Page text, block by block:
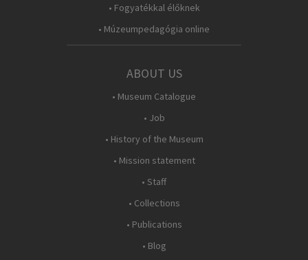
• Fogyatékkal élőknek
• Múzeumpedagógia online
ABOUT US
• Museum Catalogue
• Job
• History of the Museum
• Mission statement
• Staff
• Collections
• Publications
• Blog